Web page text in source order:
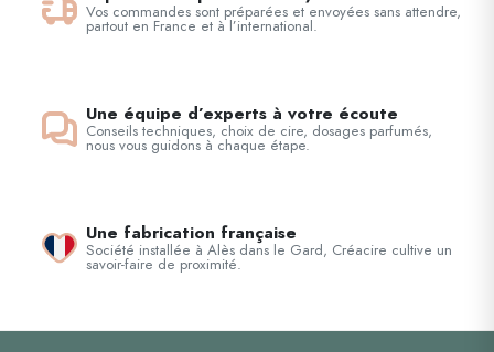
Vos commandes sont préparées et envoyées sans attendre,
partout en France et à l’international.
Une équipe d’experts à votre écoute
Conseils techniques, choix de cire, dosages parfumés,
nous vous guidons à chaque étape.
Une fabrication française
Société installée à Alès dans le Gard, Créacire cultive un
savoir-faire de proximité.